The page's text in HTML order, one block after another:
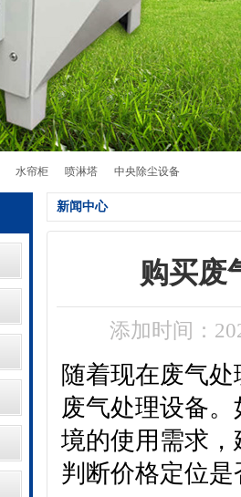
水帘柜 喷淋塔 中央除尘设备
新闻中心
购买废
添加时间：
随着现在废气
废气处理设备
境的使用需求
判断价格定位